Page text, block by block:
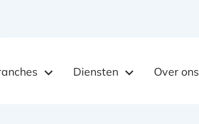
Diensten Over ons